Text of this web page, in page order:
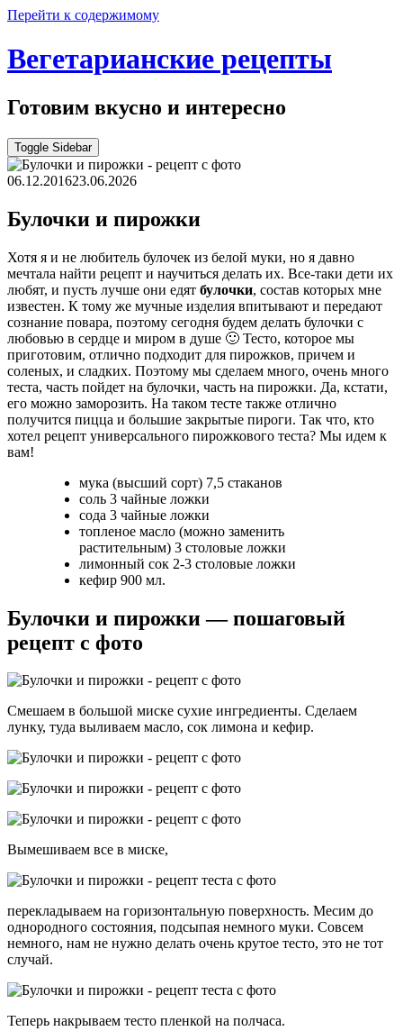
Перейти к содержимому
Вегетарианские рецепты
Готовим вкусно и интересно
Toggle Sidebar
06.12.201623.06.2026
Булочки и пирожки
Хотя я и не любитель булочек из белой муки, но я давно
мечтала найти рецепт и научиться делать их. Все-таки дети их
любят, и пусть лучше они едят булочки, состав которых мне
известен. К тому же мучные изделия впитывают и передают
сознание повара, поэтому сегодня будем делать булочки с
любовью в сердце и миром в душе 🙂 Тесто, которое мы
приготовим, отлично подходит для пирожков, причем и
соленых, и сладких. Поэтому мы сделаем много, очень много
теста, часть пойдет на булочки, часть на пирожки. Да, кстати,
его можно заморозить. На таком тесте также отлично
получится пицца и большие закрытые пироги. Так что, кто
хотел рецепт универсального пирожкового теста? Мы идем к
вам!
мука (высший сорт) 7,5 стаканов
соль 3 чайные ложки
сода 3 чайные ложки
топленое масло (можно заменить
растительным) 3 столовые ложки
лимонный сок 2-3 столовые ложки
кефир 900 мл.
Булочки и пирожки — пошаговый
рецепт с фото
Смешаем в большой миске сухие ингредиенты. Сделаем
лунку, туда выливаем масло, сок лимона и кефир.
Вымешиваем все в миске,
перекладываем на горизонтальную поверхность. Месим до
однородного состояния, подсыпая немного муки. Совсем
немного, нам не нужно делать очень крутое тесто, это не тот
случай.
Теперь накрываем тесто пленкой на полчаса.